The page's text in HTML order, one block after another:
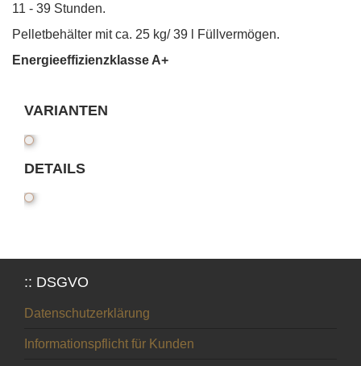
11 - 39 Stunden.
Pelletbehälter mit ca. 25 kg/ 39 l Füllvermögen.
Energieeffizienzklasse A+
VARIANTEN
DETAILS
:: DSGVO
Datenschutzerklärung
Informationspflicht für Kunden